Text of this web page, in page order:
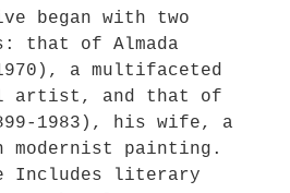
began with two
that of Almada
a multifaceted
artist, and that of
1983), his wife, a
painting.
Includes literary